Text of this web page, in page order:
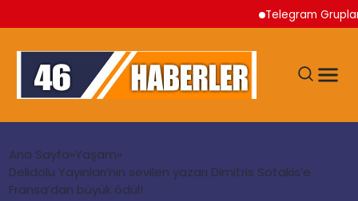
Telegram Grupları
GÜNDEM
Ana Sayfa Yaşam
Delidolu Yayınları’nın sevilen yazarı Dimitris Sotakis’e
Fransa’dan büyük ödül!